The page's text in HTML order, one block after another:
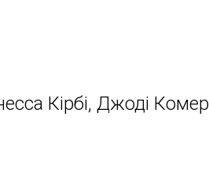
Кірбі, Джоді Комер